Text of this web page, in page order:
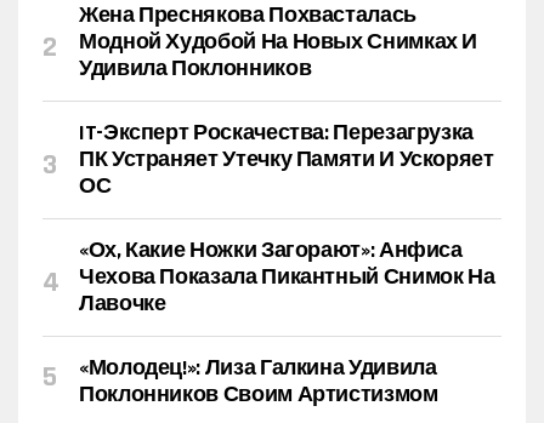
Жена Преснякова Похвасталась
Модной Худобой На Новых Снимках И
Удивила Поклонников
IT-Эксперт Роскачества: Перезагрузка
ПК Устраняет Утечку Памяти И Ускоряет
ОС
«Ох, Какие Ножки Загорают»: Анфиса
Чехова Показала Пикантный Снимок На
Лавочке
«Молодец!»: Лиза Галкина Удивила
Поклонников Своим Артистизмом